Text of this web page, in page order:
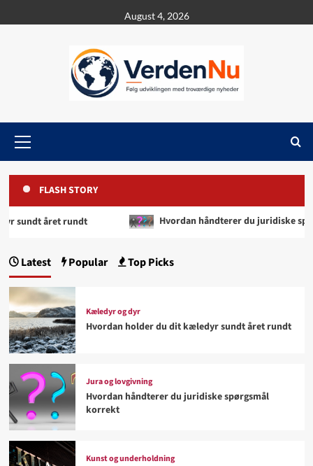
to
August 4, 2026
Menu
FLASH STORY
rundt Hvordan håndterer du juridiske spørgsmål
Latest Popular Top Picks
Kæledyr og dyr
Hvordan holder du dit kæledyr sundt året rundt
Jura og lovgivning
Hvordan håndterer du juridiske spørgsmål
korrekt
Kunst og underholdning